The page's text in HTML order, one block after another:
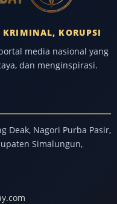
KORUPSI
media nasional yang
dan menginspirasi.
Deak, Nagori Purba Pasir,
Simalungun,